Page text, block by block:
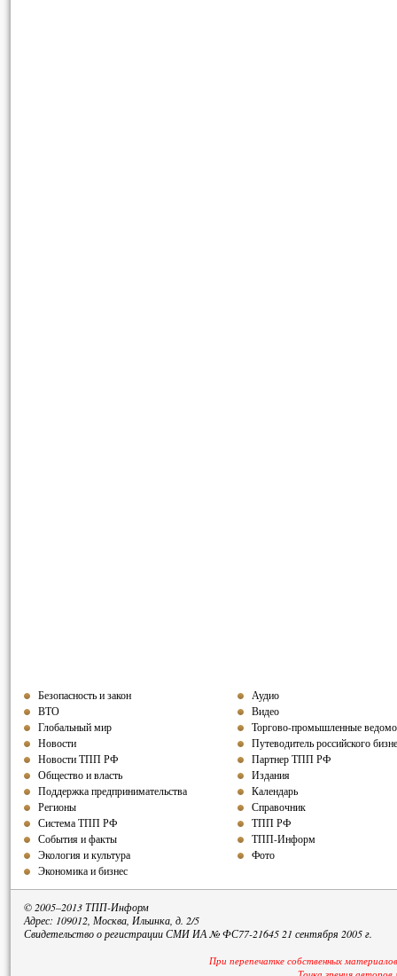
Безопасность и закон
ВТО
Глобальный мир
Новости
Новости ТПП РФ
Общество и власть
Поддержка предпринимательства
Регионы
Система ТПП РФ
События и факты
Экология и культура
Экономика и бизнес
Аудио
Видео
Торгово-промышленные
Путеводитель российского
Партнер ТППРФ
Издания
Календарь
Справочник
ТПП РФ
ТПП-Информ
Фото
© 2005–2013 ТПП-Информ
Адрес: 109012, Москва, Ильинка, д. 2/5
Свидетельство о регистрации СМИ ИА № ФС77-21645 21 сентября 2005 г.
При перепечатке собственных